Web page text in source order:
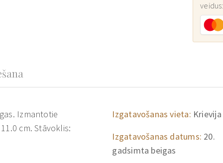
veidus:
Izmantotie
cm. Stāvoklis:
Izgatavošanas vieta: Krievija
Izgatavošanas datums: 20.
gadsimta beigas